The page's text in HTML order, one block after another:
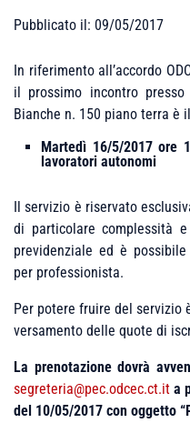
Pubblicato il: 09/05/2017
In riferimento all’accordo
il prossimo incontro
Bianche n. 150 piano terra è
Martedì 16/5/2017 ore
lavoratori autonomi
Il servizio è riservato
di particolare complessità
previdenziale ed è
per professionista.
Per potere fruire del servizio
versamento delle quote di
La prenotazione dovrà
segreteria@pec.odcec.ct.it a
del 10/05/2017 con oggetto